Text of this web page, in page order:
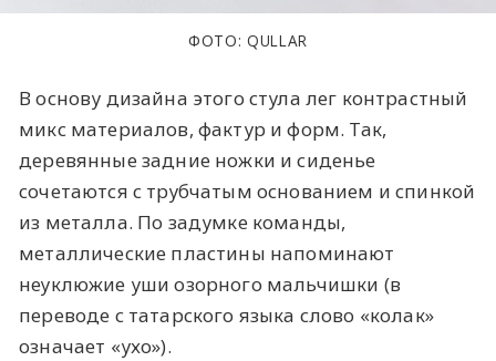
ФОТО: QULLAR
В основу дизайна этого стула лег контрастный
микс материалов, фактур и форм. Так,
деревянные задние ножки и сиденье
сочетаются с трубчатым основанием и спинкой
из металла. По задумке команды,
металлические пластины напоминают
неуклюжие уши озорного мальчишки (в
переводе с татарского языка слово «колак»
означает «ухо»).